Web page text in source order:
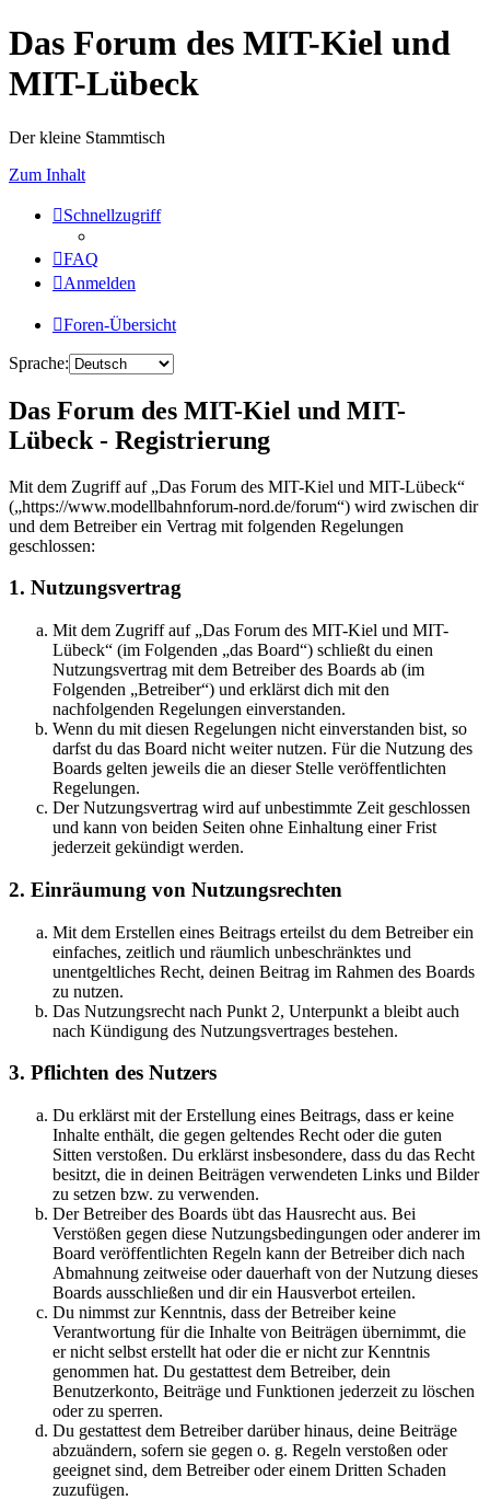
Das Forum des MIT-Kiel und
MIT-Lübeck
Der kleine Stammtisch
Zum Inhalt
Schnellzugriff
FAQ
Anmelden
Foren-Übersicht
Sprache:
Das Forum des MIT-Kiel und MIT-
Lübeck - Registrierung
Mit dem Zugriff auf „Das Forum des MIT-Kiel und MIT-Lübeck“
(„https://www.modellbahnforum-nord.de/forum“) wird zwischen dir
und dem Betreiber ein Vertrag mit folgenden Regelungen
geschlossen:
1. Nutzungsvertrag
Mit dem Zugriff auf „Das Forum des MIT-Kiel und MIT-
Lübeck“ (im Folgenden „das Board“) schließt du einen
Nutzungsvertrag mit dem Betreiber des Boards ab (im
Folgenden „Betreiber“) und erklärst dich mit den
nachfolgenden Regelungen einverstanden.
Wenn du mit diesen Regelungen nicht einverstanden bist, so
darfst du das Board nicht weiter nutzen. Für die Nutzung des
Boards gelten jeweils die an dieser Stelle veröffentlichten
Regelungen.
Der Nutzungsvertrag wird auf unbestimmte Zeit geschlossen
und kann von beiden Seiten ohne Einhaltung einer Frist
jederzeit gekündigt werden.
2. Einräumung von Nutzungsrechten
Mit dem Erstellen eines Beitrags erteilst du dem Betreiber ein
einfaches, zeitlich und räumlich unbeschränktes und
unentgeltliches Recht, deinen Beitrag im Rahmen des Boards
zu nutzen.
Das Nutzungsrecht nach Punkt 2, Unterpunkt a bleibt auch
nach Kündigung des Nutzungsvertrages bestehen.
3. Pflichten des Nutzers
Du erklärst mit der Erstellung eines Beitrags, dass er keine
Inhalte enthält, die gegen geltendes Recht oder die guten
Sitten verstoßen. Du erklärst insbesondere, dass du das Recht
besitzt, die in deinen Beiträgen verwendeten Links und Bilder
zu setzen bzw. zu verwenden.
Der Betreiber des Boards übt das Hausrecht aus. Bei
Verstößen gegen diese Nutzungsbedingungen oder anderer im
Board veröffentlichten Regeln kann der Betreiber dich nach
Abmahnung zeitweise oder dauerhaft von der Nutzung dieses
Boards ausschließen und dir ein Hausverbot erteilen.
Du nimmst zur Kenntnis, dass der Betreiber keine
Verantwortung für die Inhalte von Beiträgen übernimmt, die
er nicht selbst erstellt hat oder die er nicht zur Kenntnis
genommen hat. Du gestattest dem Betreiber, dein
Benutzerkonto, Beiträge und Funktionen jederzeit zu löschen
oder zu sperren.
Du gestattest dem Betreiber darüber hinaus, deine Beiträge
abzuändern, sofern sie gegen o. g. Regeln verstoßen oder
geeignet sind, dem Betreiber oder einem Dritten Schaden
zuzufügen.